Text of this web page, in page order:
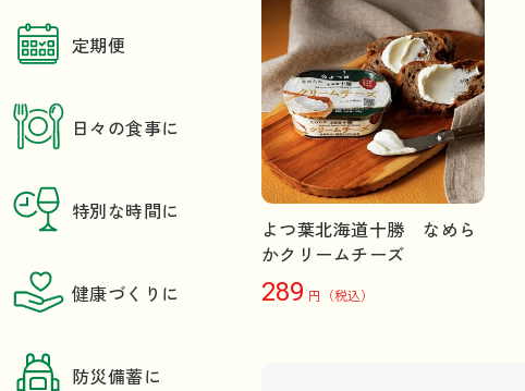
定期便
日々の食事に
特別な時間に
健康づくりに
防災備蓄に
よつ葉北海道十勝 なめら
かクリームチーズ
289 円（税込）